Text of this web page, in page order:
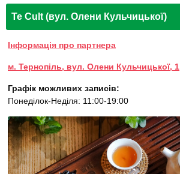
Te Cult (вул. Олени Кульчицької)
Інформація про партнера
м. Тернопіль, вул. Олени Кульчицької, 1
Графік можливих записів:
Понеділок-Неділя: 11:00-19:00